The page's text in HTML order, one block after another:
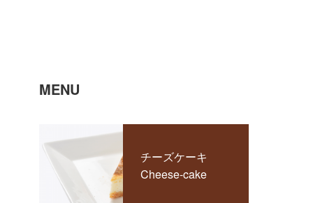
MENU
チーズケーキ
Cheese-cake